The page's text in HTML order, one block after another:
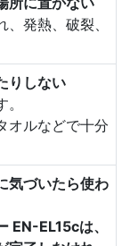
発熱、破裂、
りしない
オルなどで十分
気づいたら使わ
EN-EL15cは、